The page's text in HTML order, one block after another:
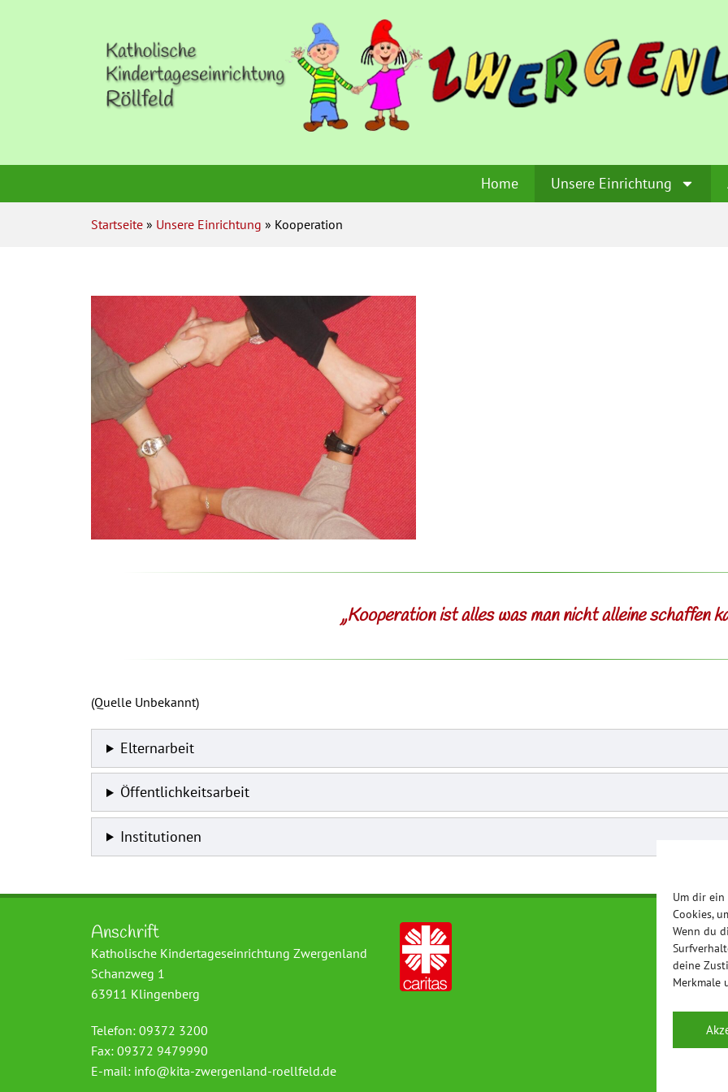
Um dir
Cookies,
Wenn du
deine
Merkmale
Home Unsere Einrichtung
Startseite » Unsere Einrichtung » Kooperation
„Kooperation ist alles was man nicht alleine schaffen
(Quelle Unbekannt)
Elternarbeit
Öffentlichkeitsarbeit
Institutionen
Anschrift
Katholische Kindertageseinrichtung Zwergenland
Schanzweg 1
63911 Klingenberg
Telefon: 09372 3200
Fax: 09372 9479990
E-mail: info@kita-zwergenland-roellfeld.de